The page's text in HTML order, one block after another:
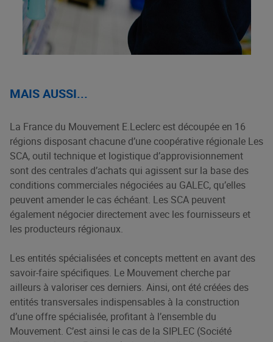
MAIS AUSSI...
La France du Mouvement E.Leclerc est découpée en 16
régions disposant chacune d’une coopérative régionale Les
SCA, outil technique et logistique d’approvisionnement
sont des centrales d’achats qui agissent sur la base des
conditions commerciales négociées au GALEC, qu’elles
peuvent amender le cas échéant. Les SCA peuvent
également négocier directement avec les fournisseurs et
les producteurs régionaux.
Les entités spécialisées et concepts mettent en avant des
savoir-faire spécifiques. Le Mouvement cherche par
ailleurs à valoriser ces derniers. Ainsi, ont été créées des
entités transversales indispensables à la construction
d’une offre spécialisée, profitant à l’ensemble du
Mouvement. C’est ainsi le cas de la SIPLEC (Société